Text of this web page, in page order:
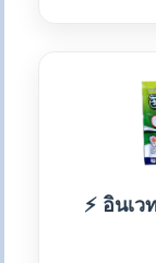
⚡ อินเ